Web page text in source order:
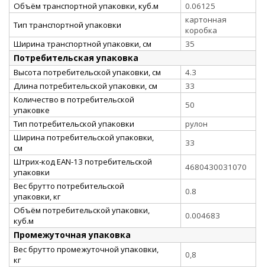
Объём транспортной упаковки, куб.м
0.06125
Тип транспортной упаковки
картонная
коробка
Ширина транспортной упаковки, см
35
Потребительская упаковка
Высота потребительской упаковки, см
4.3
Длина потребительской упаковки, см
33
Количество в потребительской
упаковке
50
Тип потребительской упаковки
рулон
Ширина потребительской упаковки,
см
33
Штрих-код EAN-13 потребительской
упаковки
4680430031070
Вес брутто потребительской
упаковки, кг
0.8
Объём потребительской упаковки,
куб.м
0.004683
Промежуточная упаковка
Вес брутто промежуточной упаковки,
кг
0,8